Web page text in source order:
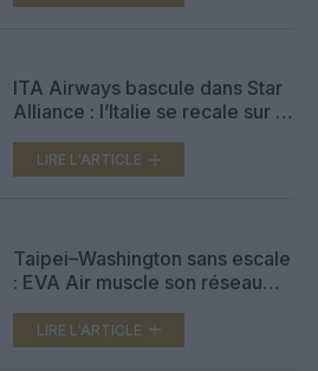
ITA Airways bascule dans Star
Alliance : l’Italie se recale sur le
LIRE L'ARTICLE
Taipei–Washington sans escale
: EVA Air muscle son réseau
787‑9
LIRE L'ARTICLE